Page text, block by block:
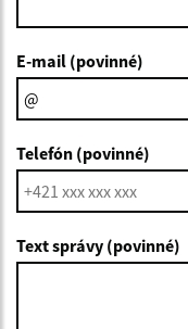
E-mail (povinné)
Telefón (povinné)
Text správy (povinné)